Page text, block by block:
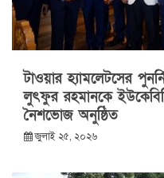
টাওয়ার হ্যামলেটসের
লুৎফুর রহমানকে
নৈশভোজ অনুষ্ঠিত
জুলাই ২৫, ২০২৬